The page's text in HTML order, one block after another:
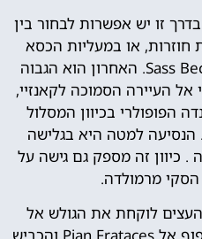
זו יש אפשרות לבחור בין
חוזרות, או במעליות הכסא
Kristiana, Belvedere או Sass Becè. האחרון הוא הגבוה
אל העיירה הסמוכה לקאנזיי,
הפופולרי בכיוון המסלול
הנסיעה למטה היא בגלישה
כיוון זה מספק גם גישה על
הסקי מרמולדה.
לוקחת את הגולש אל